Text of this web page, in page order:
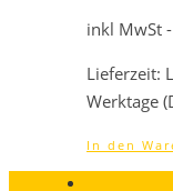
war:
inkl MwSt
Lieferzeit:
Werktage
In den